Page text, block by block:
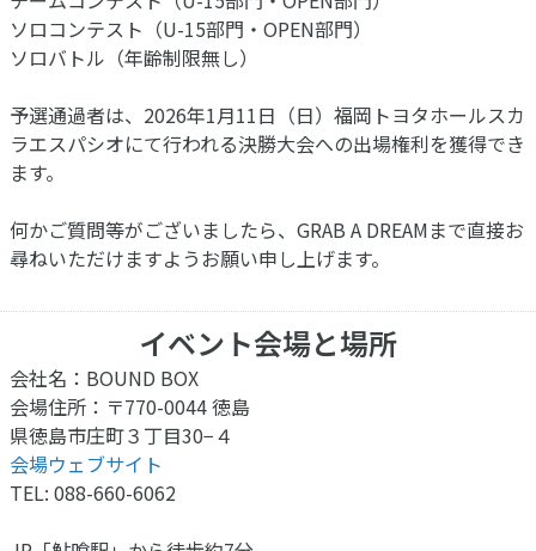
ソロコンテスト（U-15部門・OPEN部門）
ソロバトル（年齢制限無し）
予選通過者は、2026年1月11日（日）福岡トヨタホールスカ
ラエスパシオにて行われる決勝大会への出場権利を獲得でき
ます。
何かご質問等がございましたら、GRAB A DREAMまで直接お
尋ねいただけますようお願い申し上げます。
イベント会場と場所
会社名：BOUND BOX
会場住所：〒770-0044 徳島
県徳島市庄町３丁目30−４
会場ウェブサイト
TEL: 088-660-6062